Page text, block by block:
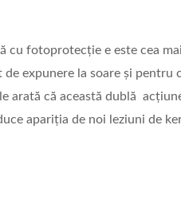
cu fotoprotecție e este cea
expunere la soare și pentru
arată că această dublă
apariția de noi leziuni de